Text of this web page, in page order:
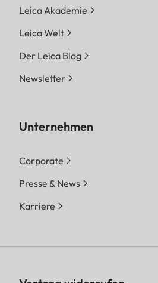
Leica Akademie
Leica Welt
Der Leica Blog
Newsletter
Unternehmen
Corporate
Presse & News
Karriere